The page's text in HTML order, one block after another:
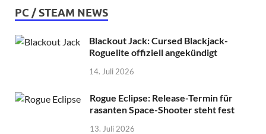
PC / STEAM NEWS
Blackout Jack: Cursed Blackjack-
Roguelite offiziell angekündigt
14. Juli 2026
Rogue Eclipse: Release-Termin für
rasanten Space-Shooter steht fest
13. Juli 2026